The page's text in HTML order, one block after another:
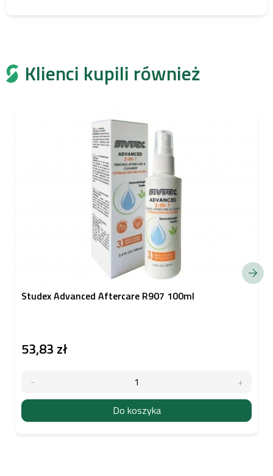
Klienci kupili również
Studex Advanced Aftercare R907 100ml
53,83 zł
Do koszyka